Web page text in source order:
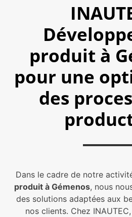
produit à
pour une
des
Dans le cadre de notre
produit à Gémenos, nous
des solutions adaptées aux
nos clients. Chez